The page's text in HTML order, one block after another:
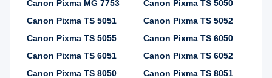
Canon Pixma MG 7753
Canon Pixma TS 5050
Canon Pixma TS 5051
Canon Pixma TS 5052
Canon Pixma TS 5055
Canon Pixma TS 6050
Canon Pixma TS 6051
Canon Pixma TS 6052
Canon Pixma TS 8050
Canon Pixma TS 8051